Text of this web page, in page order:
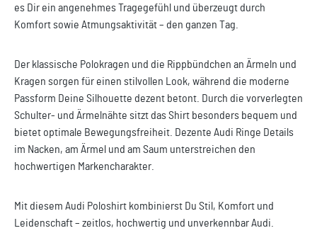
es Dir ein angenehmes Tragegefühl und überzeugt durch
Komfort sowie Atmungsaktivität – den ganzen Tag.
Der klassische Polokragen und die Rippbündchen an Ärmeln und
Kragen sorgen für einen stilvollen Look, während die moderne
Passform Deine Silhouette dezent betont. Durch die vorverlegten
Schulter- und Ärmelnähte sitzt das Shirt besonders bequem und
bietet optimale Bewegungsfreiheit. Dezente Audi Ringe Details
im Nacken, am Ärmel und am Saum unterstreichen den
hochwertigen Markencharakter.
Mit diesem Audi Poloshirt kombinierst Du Stil, Komfort und
Leidenschaft – zeitlos, hochwertig und unverkennbar Audi.